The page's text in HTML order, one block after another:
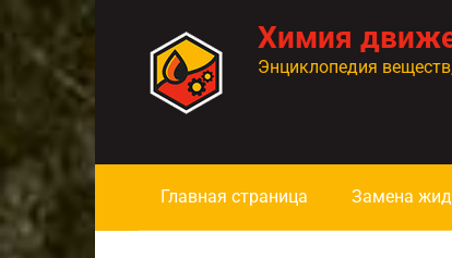
контенту
Химия
Энциклопедия
Главная страница Замена